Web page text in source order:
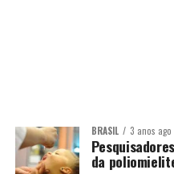
BRASIL 3 anos ago
da